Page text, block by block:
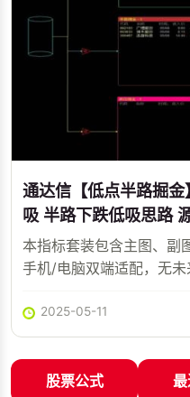
通达信【低点半路掘
吸 半路下跌低吸思路
本指标套装包含主图、副
手机/电脑双端适配，无未
2025-05-11
股票公式